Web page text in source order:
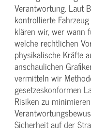
Verantwortung. Laut
kontrollierte
klären wir, wer wann
welche rechtlichen
physikalische Kräfte
anschaulichen
vermitteln wir
gesetzeskonformen
Risiken zu
Sicherheit auf der